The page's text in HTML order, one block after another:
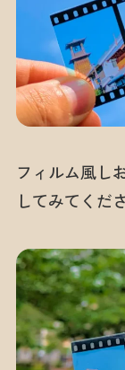
フィルム風し
してみてくだ